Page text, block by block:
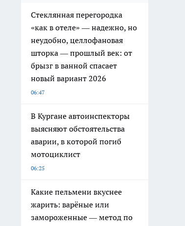
Стеклянная перегородка
«как в отеле» — надежно, но
неудобно, целлофановая
шторка — прошлый век: от
брызг в ванной спасает
новый вариант 2026
06:47
В Кургане автоинспекторы
выясняют обстоятельства
аварии, в которой погиб
мотоциклист
06:25
Какие пельмени вкуснее
жарить: варёные или
замороженные — метод по